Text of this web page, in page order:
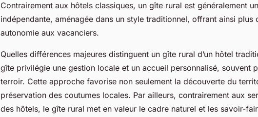
Contrairement aux hôtels classiques, un gîte rural est généralement
indépendante, aménagée dans un style traditionnel, offrant ainsi plus
autonomie aux vacanciers.
Quelles différences majeures distinguent un gîte rural d’un hôtel
gîte privilégie une gestion locale et un accueil personnalisé, souvent
terroir. Cette approche favorise non seulement la découverte du
préservation des coutumes locales. Par ailleurs, contrairement aux
des hôtels, le gîte rural met en valeur le cadre naturel et les savoir-